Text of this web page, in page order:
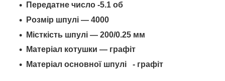
Передатне число -5.1 об
Розмір шпулі — 4000
Місткість шпулі — 200/0.25 мм
Матеріал котушки — графіт
Матеріал основної шпулі - графіт